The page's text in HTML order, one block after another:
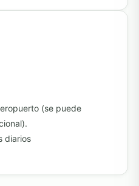
(se puede
diarios